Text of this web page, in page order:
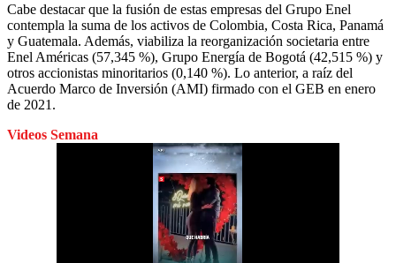
Cabe destacar que la fusión de estas empresas del Grupo Enel
contempla la suma de los activos de Colombia, Costa Rica, Panamá
y Guatemala. Además, viabiliza la reorganización societaria entre
Enel Américas (57,345 %), Grupo Energía de Bogotá (42,515 %) y
otros accionistas minoritarios (0,140 %). Lo anterior, a raíz del
Acuerdo Marco de Inversión (AMI) firmado con el GEB en enero
de 2021.
Videos Semana